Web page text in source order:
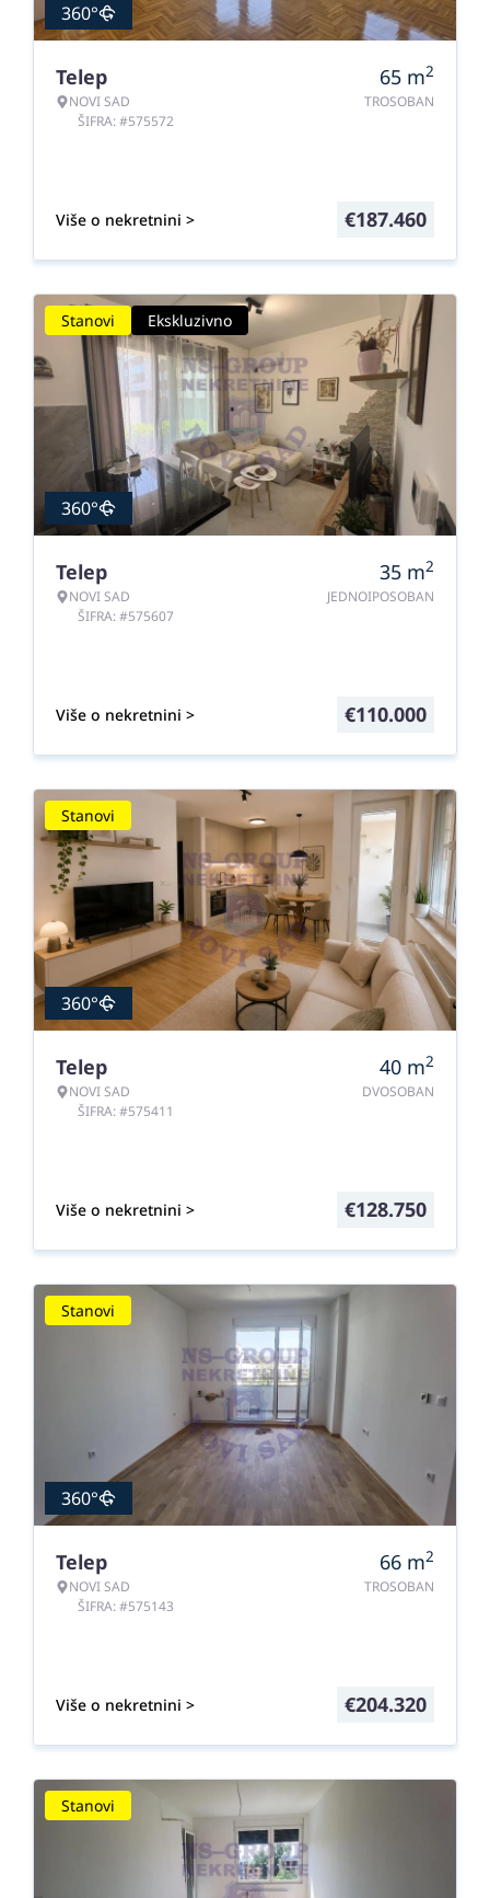
360°
Telep
NOVI SAD
ŠIFRA: #575572
65 m2
TROSOBAN
Više o nekretnini > €187.460
Stanovi Ekskluzivno
360°
Telep
NOVI SAD
ŠIFRA: #575607
35 m2
JEDNOIPOSOBAN
Više o nekretnini > €110.000
Stanovi
360°
Telep
NOVI SAD
ŠIFRA: #575411
40 m2
DVOSOBAN
Više o nekretnini > €128.750
Stanovi
360°
Telep
NOVI SAD
ŠIFRA: #575143
66 m2
TROSOBAN
Više o nekretnini > €204.320
Stanovi